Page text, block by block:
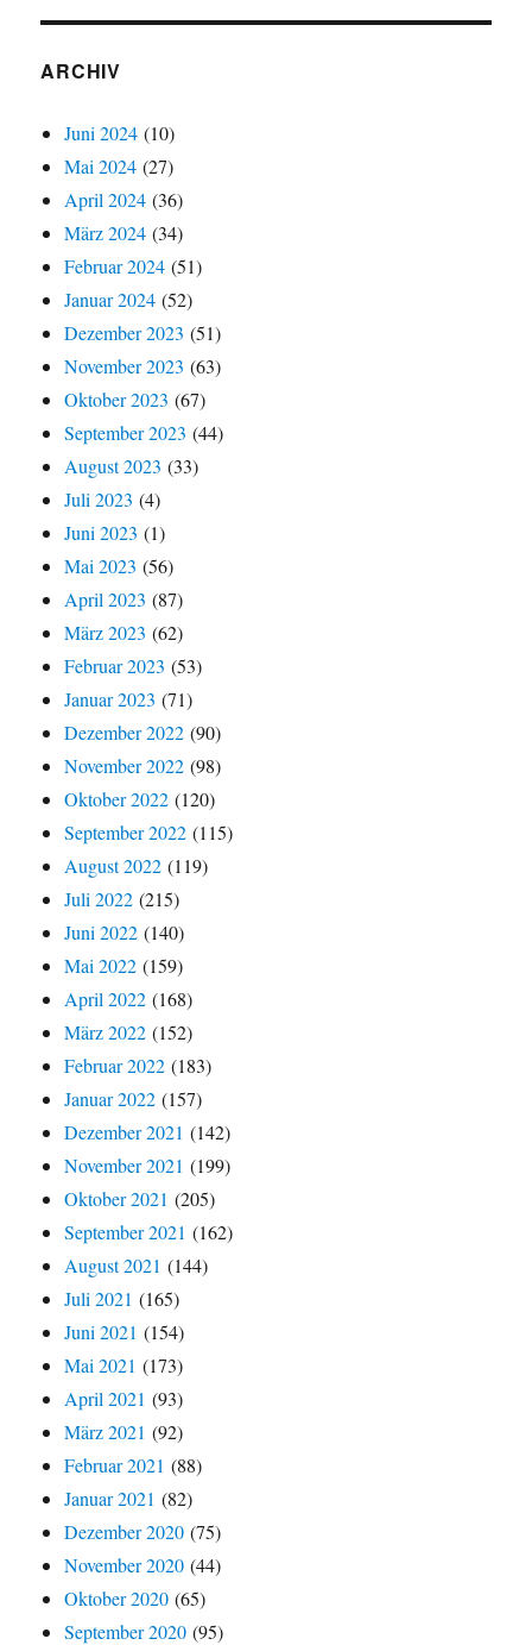
ARCHIV
Juni 2024 (10)
Mai 2024 (27)
April 2024 (36)
März 2024 (34)
Februar 2024 (51)
Januar 2024 (52)
Dezember 2023 (51)
November 2023 (63)
Oktober 2023 (67)
September 2023 (44)
August 2023 (33)
Juli 2023 (4)
Juni 2023 (1)
Mai 2023 (56)
April 2023 (87)
März 2023 (62)
Februar 2023 (53)
Januar 2023 (71)
Dezember 2022 (90)
November 2022 (98)
Oktober 2022 (120)
September 2022 (115)
August 2022 (119)
Juli 2022 (215)
Juni 2022 (140)
Mai 2022 (159)
April 2022 (168)
März 2022 (152)
Februar 2022 (183)
Januar 2022 (157)
Dezember 2021 (142)
November 2021 (199)
Oktober 2021 (205)
September 2021 (162)
August 2021 (144)
Juli 2021 (165)
Juni 2021 (154)
Mai 2021 (173)
April 2021 (93)
März 2021 (92)
Februar 2021 (88)
Januar 2021 (82)
Dezember 2020 (75)
November 2020 (44)
Oktober 2020 (65)
September 2020 (95)